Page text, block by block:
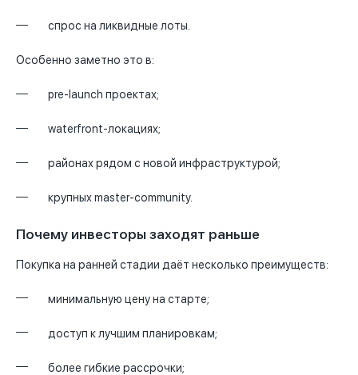
спрос на ликвидные лоты.
Особенно заметно это в:
pre-launch проектах;
waterfront-локациях;
районах рядом с новой инфраструктурой;
крупных master-community.
Почему инвесторы заходят раньше
Покупка на ранней стадии даёт несколько преимуществ:
минимальную цену на старте;
доступ к лучшим планировкам;
более гибкие рассрочки;